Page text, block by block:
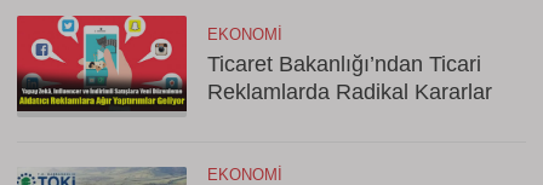
EKONOMI
Ticaret Bakanlığı’ndan Ticari
Reklamlarda Radikal Kararlar
EKONOMI